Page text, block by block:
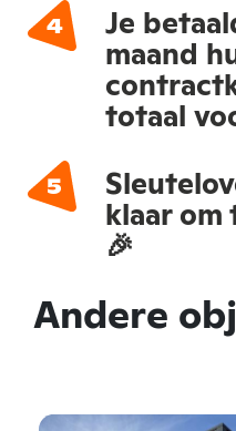
Je
maand
totaal
klaar om
🎉
Andere